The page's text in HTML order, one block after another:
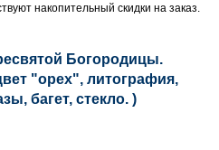
накопительный скидки на заказ.
Богородицы.
"орех", литография,
багет, стекло. )